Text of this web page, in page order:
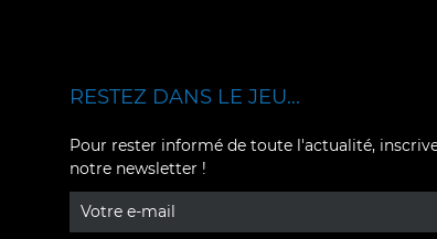
YouTube
RESTEZ DANS LE JEU...
Pour rester informé de toute l'actualité,
notre newsletter !